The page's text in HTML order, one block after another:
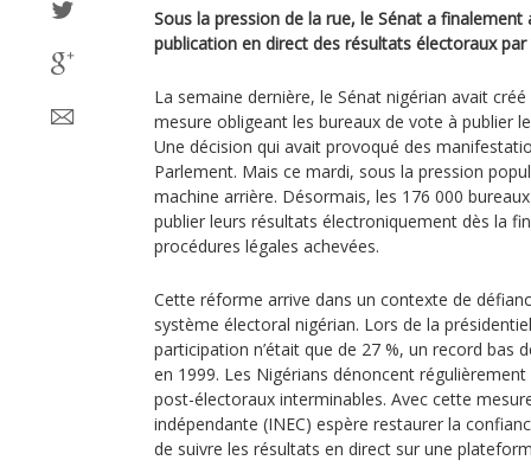
Sous la pression de la rue, le Sénat a finalement
publication en direct des résultats électoraux
La semaine dernière, le Sénat nigérian avait
mesure obligeant les bureaux de vote à publier
Une décision qui avait provoqué des
Parlement. Mais ce mardi, sous la pression
machine arrière. Désormais, les 176 000
publier leurs résultats électroniquement dès la
procédures légales achevées.
Cette réforme arrive dans un contexte de
système électoral nigérian. Lors de la
participation n’était que de 27 %, un record bas
en 1999. Les Nigérians dénoncent
post-électoraux interminables. Avec cette
indépendante (INEC) espère restaurer la
de suivre les résultats en direct sur une